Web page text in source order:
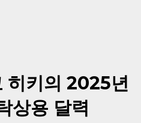
히키의 2025년
상용 달력